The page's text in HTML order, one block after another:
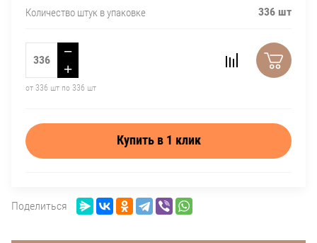
Количество штук в упаковке 336 шт
−
+
от 336 шт по 336 шт
Купить в 1 клик
Поделиться